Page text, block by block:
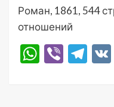
Роман, 1861, 544
отношений
Viber